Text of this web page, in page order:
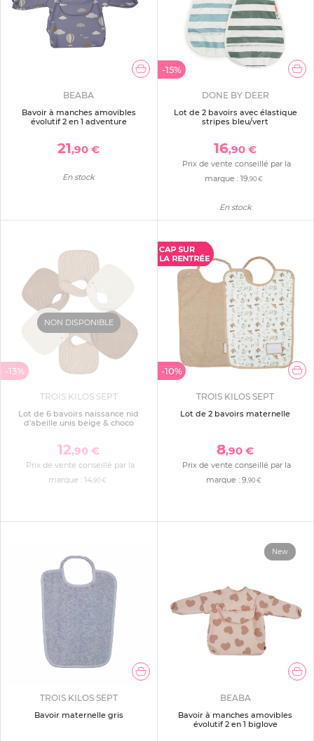
BEABA
Bavoir à manches amovibles
évolutif 2 en 1 adventure
21,90 €
En stock
-15%
DONE BY DEER
Lot de 2 bavoirs avec élastique
stripes bleu/vert
16,90 €
Prix de vente conseillé par la
marque :19 ,90 €
En stock
NON DISPONIBLE
-13%
TROIS KILOS SEPT
Lot de 6 bavoirs naissance nid
d'abeille unis beige & choco
12,90 €
Prix de vente conseillé par la
marque : 14,90 €
-10%
TROIS KILOS SEPT
Lot de 2 bavoirs maternelle
8,90 €
Prix de vente conseillé par la
marque :9 ,90 €
TROIS KILOS SEPT
Bavoir maternelle gris
New
BEABA
Bavoir à manches amovibles
évolutif 2 en 1 biglove